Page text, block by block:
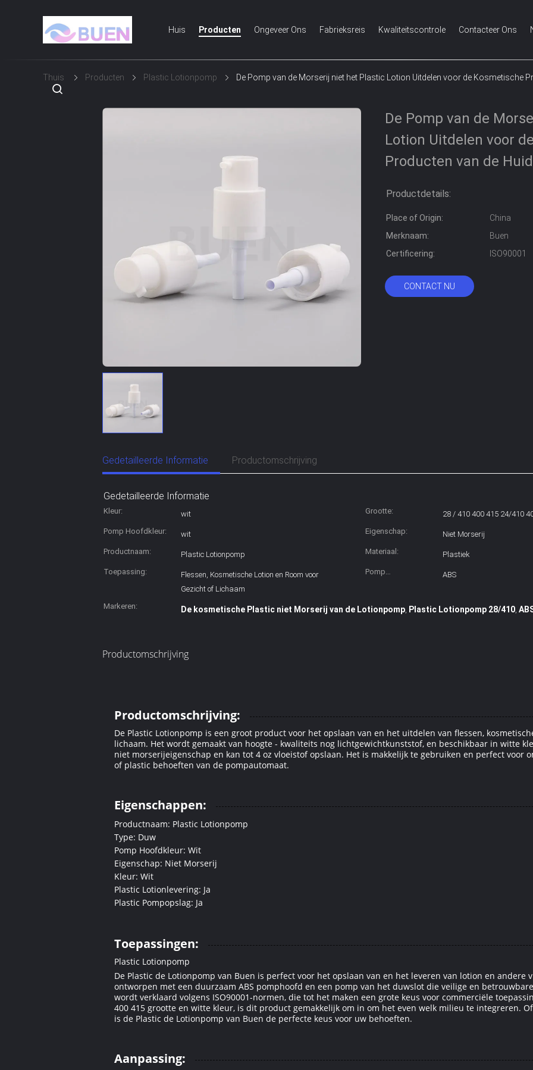
Huis Producten Ongeveer Ons Fabrieksreis Kwaliteitscontrole Contacteer Ons
Thuis Producten Plastic Lotionpomp De Pomp van de Morserij niet het Plastic Lotion Uitdelen voor de Kosmetische
De Pomp van de
Lotion Uitdelen voor
Producten van de
Productdetails:
Place of Origin:
China
Merknaam:
Buen
Certificering:
ISO90001
CONTACT NU
Gedetailleerde Informatie Productomschrijving
Gedetailleerde Informatie
Kleur: wit Grootte:
28 / 410 400 415 24/410
Pomp Hoofdkleur:
wit Eigenschap:
Niet Morserij
Productnaam:
Plastic Lotionpomp Materiaal:
Plastiek
Toepassing:
Flessen, Kosmetische Lotion en Room voor
Gezicht of Lichaam
Pomp
ABS
Markeren: De kosmetische Plastic niet Morserij van de Lotionpomp, Plastic Lotionpomp 28/410,
Productomschrijving
Productomschrijving:
De Plastic Lotionpomp is een groot product voor het opslaan van en het uitdelen van flessen,
lichaam. Het wordt gemaakt van hoogte - kwaliteits nog lichtgewichtkunststof, en beschikbaar in witte
niet morserijeigenschap en kan tot 4 oz vloeistof opslaan. Het is makkelijk te gebruiken en perfect voor
of plastic behoeften van de pompautomaat.
Eigenschappen:
Productnaam: Plastic Lotionpomp
Type: Duw
Pomp Hoofdkleur: Wit
Eigenschap: Niet Morserij
Kleur: Wit
Plastic Lotionlevering: Ja
Plastic Pompopslag: Ja
Toepassingen:
Plastic Lotionpomp
De Plastic de Lotionpomp van Buen is perfect voor het opslaan van en het leveren van lotion en andere
ontworpen met een duurzaam ABS pomphoofd en een pomp van het duwslot die veilige en
wordt verklaard volgens ISO90001-normen, die tot het maken een grote keus voor commerciële
400 415 grootte en witte kleur, is dit product gemakkelijk om in om het even welk milieu te integreren.
is de Plastic de Lotionpomp van Buen de perfecte keus voor uw behoeften.
Aanpassing: